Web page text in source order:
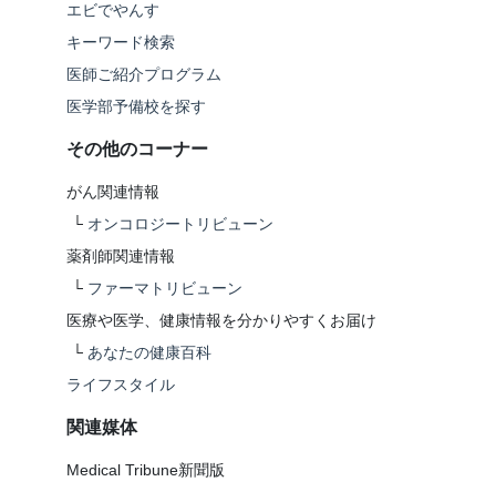
エビでやんす
キーワード検索
医師ご紹介プログラム
医学部予備校を探す
その他のコーナー
がん関連情報
└ オンコロジートリビューン
薬剤師関連情報
└ ファーマトリビューン
医療や医学、健康情報を分かりやすくお届け
└ あなたの健康百科
ライフスタイル
関連媒体
Medical Tribune新聞版